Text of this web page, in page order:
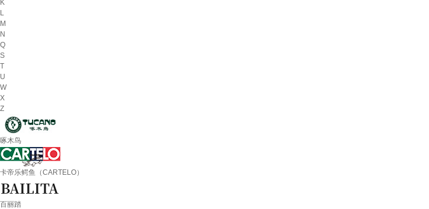
K
L
M
N
Q
S
T
U
W
X
Z
啄木鸟
卡帝乐鳄鱼（CARTELO）
百丽踏